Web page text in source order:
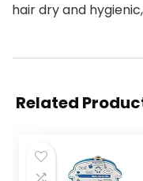
hair dry and
Related